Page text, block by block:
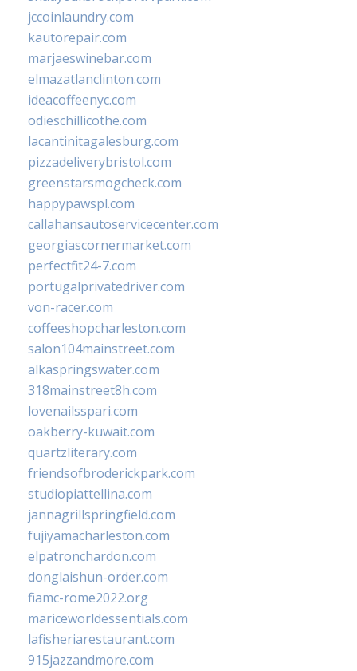
jccoinlaundry.com
kautorepair.com
marjaeswinebar.com
elmazatlanclinton.com
ideacoffeenyc.com
odieschillicothe.com
lacantinitagalesburg.com
pizzadeliverybristol.com
greenstarsmogcheck.com
happypawspl.com
callahansautoservicecenter.com
georgiascornermarket.com
perfectfit24-7.com
portugalprivatedriver.com
von-racer.com
coffeeshopcharleston.com
salon104mainstreet.com
alkaspringswater.com
318mainstreet8h.com
lovenailsspari.com
oakberry-kuwait.com
quartzliterary.com
friendsofbroderickpark.com
studiopiattellina.com
jannagrillspringfield.com
fujiyamacharleston.com
elpatronchardon.com
donglaishun-order.com
fiamc-rome2022.org
mariceworldessentials.com
lafisheriarestaurant.com
915jazzandmore.com